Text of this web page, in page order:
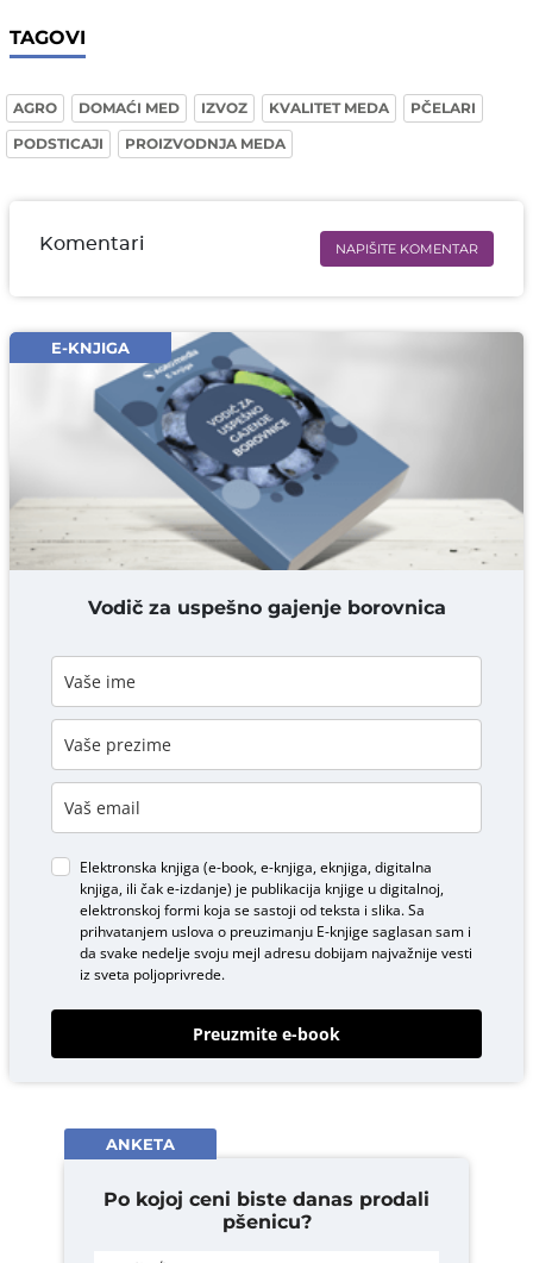
TAGOVI
AGRO DOMAĆI MED IZVOZ KVALITET MEDA
PČELARI
PODSTICAJI
PROIZVODNJA MEDA
Komentari NAPIŠITE KOMENTAR
Email* obavezno
Komentar* obavezno
DODAJ KOMENTAR
E-KNJIGA
Vodič za uspešno gajenje borovnica
Elektronska knjiga (e-book, e-knjiga, eknjiga, digitalna
knjiga, ili čak e-izdanje) je publikacija knjige u digitalnoj,
elektronskoj formi koja se sastoji od teksta i slika. Sa
prihvatanjem uslova o preuzimanju E-knjigesaglasan sam i
da svake nedelje svoju mejl adresu dobijam najvažnije vesti
iz sveta poljoprivrede.
Preuzmite e-book
ANKETA
Po kojoj ceni biste danas prodali
pšenicu?